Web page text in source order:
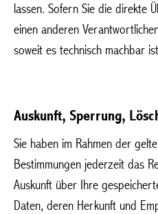
lassen. Sofern Sie die direkte
einen anderen
soweit es technisch machbar
Auskunft, Sperrung,
Sie haben im Rahmen der
Bestimmungen jederzeit das
Auskunft über Ihre
Daten, deren Herkunft und